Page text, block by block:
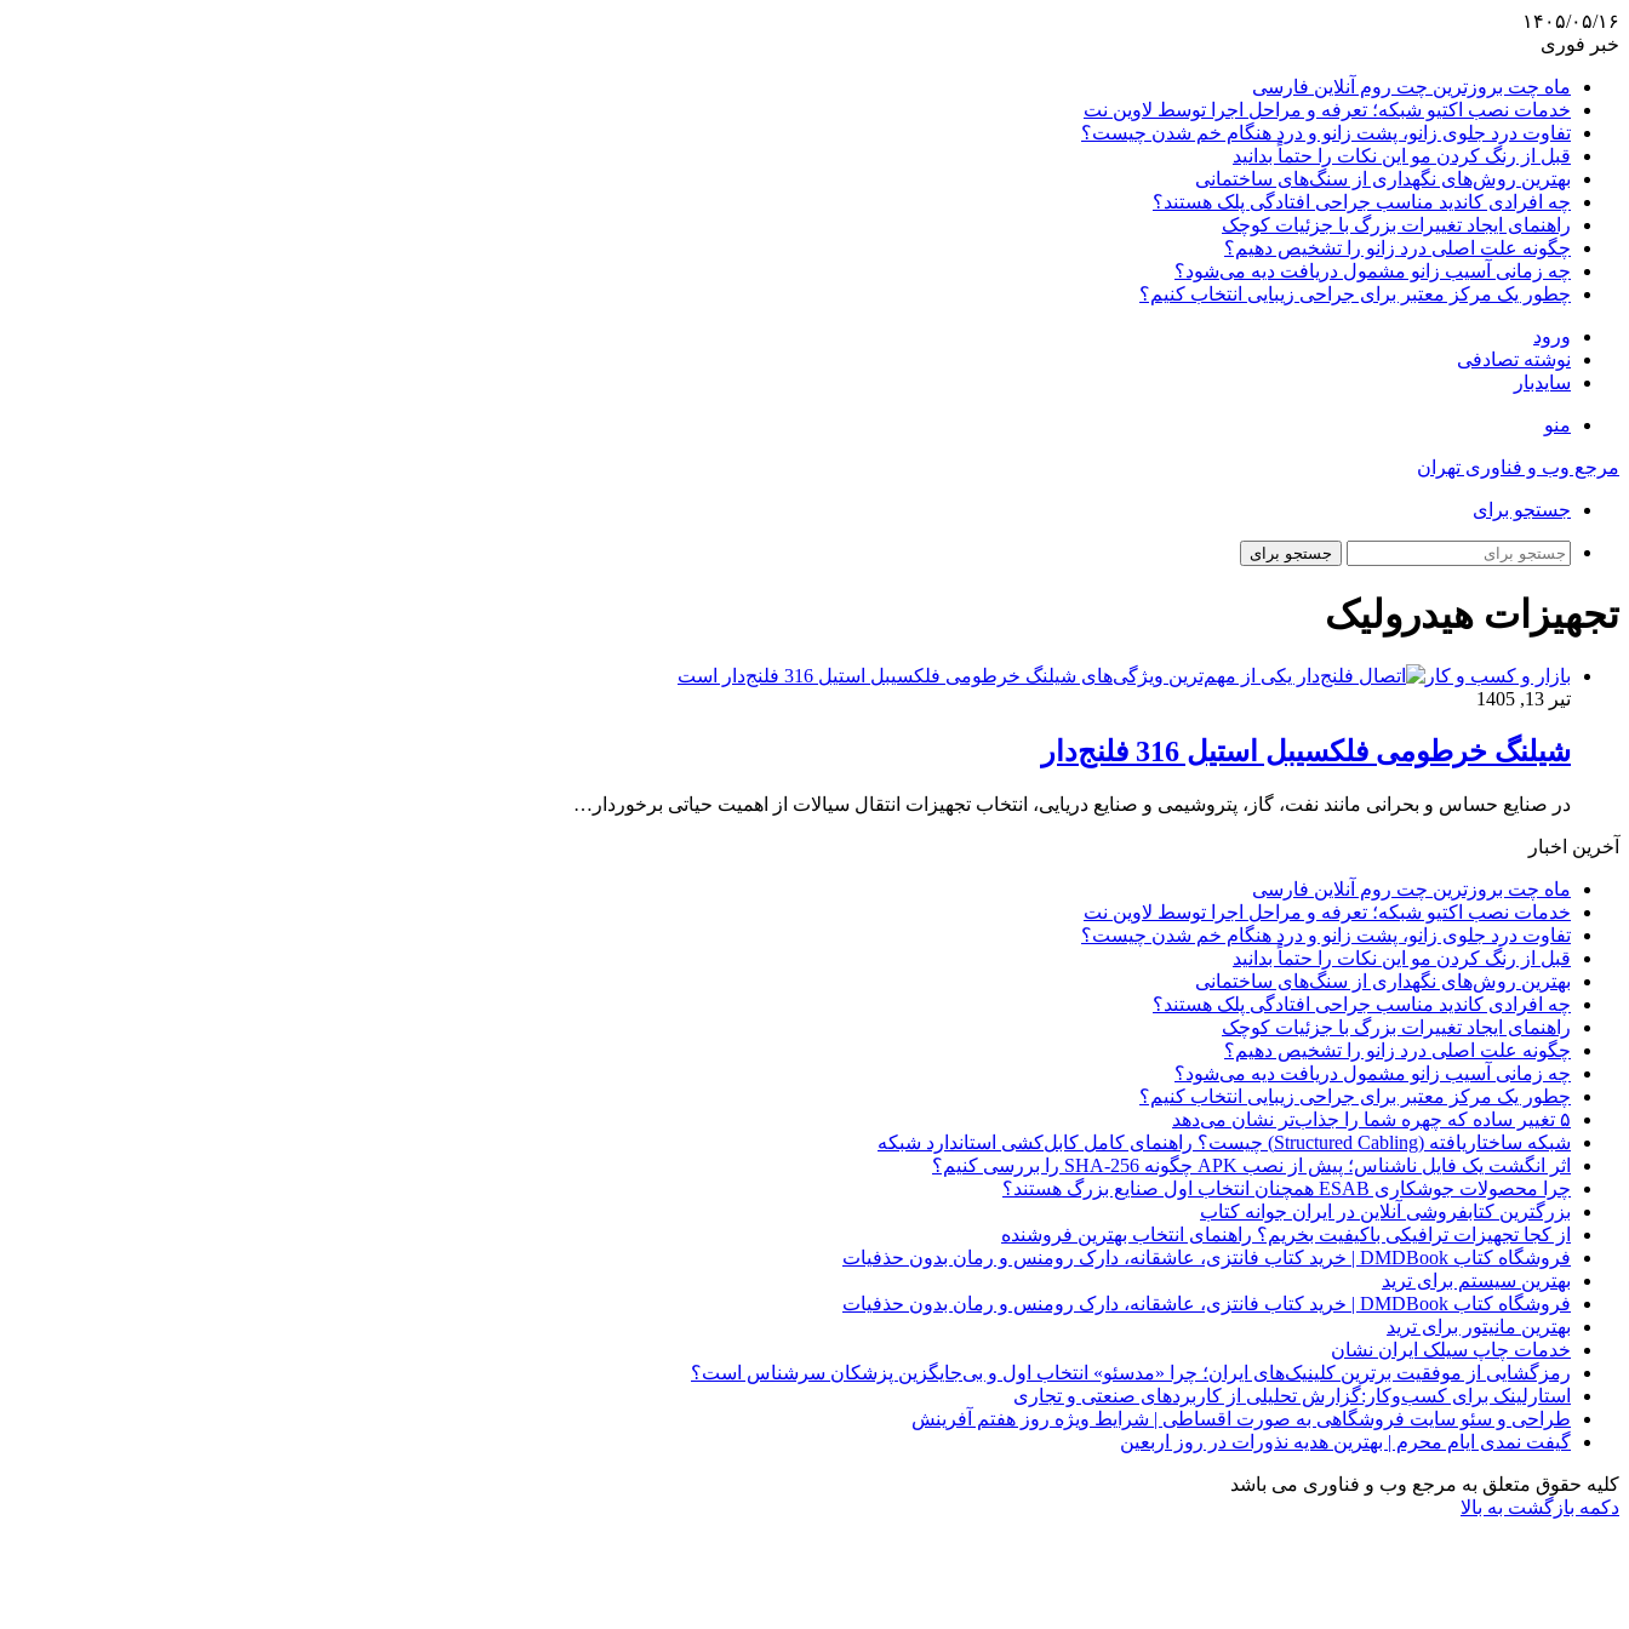
۱۴۰۵/۰۵/۱۶
خبر فوری
ماه چت بروزترین چت روم آنلاین فارسی
خدمات نصب اکتیو شبکه؛ تعرفه و مراحل اجرا توسط لاوین نت
تفاوت درد جلوی زانو، پشت زانو و درد هنگام خم شدن چیست؟
قبل از رنگ کردن مو این نکات را حتماً بدانید
بهترین روش‌های نگهداری از سنگ‌های ساختمانی
چه افرادی کاندید مناسب جراحی افتادگی پلک هستند؟
راهنمای ایجاد تغییرات بزرگ با جزئیات کوچک
چگونه علت اصلی درد زانو را تشخیص دهیم؟
چه زمانی آسیب زانو مشمول دریافت دیه می‌شود؟
چطور یک مرکز معتبر برای جراحی زیبایی انتخاب کنیم؟
ورود
نوشته تصادفی
سایدبار
منو
مرجع وب و فناوری تهران
جستجو برای
جستجو برای
تجهیزات هیدرولیک
بازار و کسب و کار
تیر 13, 1405
شیلنگ خرطومی فلکسیبل استیل 316 فلنج‌دار
در صنایع حساس و بحرانی مانند نفت، گاز، پتروشیمی و صنایع دریایی، انتخاب تجهیزات انتقال سیالات از اهمیت حیاتی برخوردار…
آخرین اخبار
ماه چت بروزترین چت روم آنلاین فارسی
خدمات نصب اکتیو شبکه؛ تعرفه و مراحل اجرا توسط لاوین نت
تفاوت درد جلوی زانو، پشت زانو و درد هنگام خم شدن چیست؟
قبل از رنگ کردن مو این نکات را حتماً بدانید
بهترین روش‌های نگهداری از سنگ‌های ساختمانی
چه افرادی کاندید مناسب جراحی افتادگی پلک هستند؟
راهنمای ایجاد تغییرات بزرگ با جزئیات کوچک
چگونه علت اصلی درد زانو را تشخیص دهیم؟
چه زمانی آسیب زانو مشمول دریافت دیه می‌شود؟
چطور یک مرکز معتبر برای جراحی زیبایی انتخاب کنیم؟
۵ تغییر ساده که چهره شما را جذاب‌تر نشان می‌دهد
شبکه ساختاریافته (Structured Cabling) چیست؟ راهنمای کامل کابل‌کشی استاندارد شبکه
اثر انگشت یک فایل ناشناس؛ پیش از نصب APK چگونه SHA-256 را بررسی کنیم؟
چرا محصولات جوشکاری ESAB همچنان انتخاب اول صنایع بزرگ هستند؟
بزرگترین کتابفروشی آنلاین در ایران جوانه کتاب
از کجا تجهیزات ترافیکی باکیفیت بخریم؟ راهنمای انتخاب بهترین فروشنده
فروشگاه کتاب DMDBook | خرید کتاب فانتزی، عاشقانه، دارک رومنس و رمان بدون حذفیات
بهترین سیستم برای ترید
فروشگاه کتاب DMDBook | خرید کتاب فانتزی، عاشقانه، دارک رومنس و رمان بدون حذفیات
بهترین مانیتور برای ترید
خدمات چاپ سیلک ایران نشان
رمزگشایی از موفقیت برترین کلینیک‌های ایران؛ چرا «مدسئو» انتخاب اول و بی‌جایگزین پزشکان سرشناس است؟
استارلینک برای کسب‌وکار:گزارش تحلیلی از کاربردهای صنعتی و تجاری
طراحی و سئو سایت فروشگاهی به صورت اقساطی | شرایط ویژه روز هفتم آفرینش
گیفت نمدی ایام محرم | بهترین هدیه نذورات در روز اربعین
کلیه حقوق متعلق به مرجع وب و فناوری می باشد
دکمه بازگشت به بالا